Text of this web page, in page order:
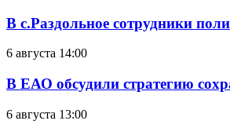
В с.Раздольное сотрудники
6 августа 14:00
В ЕАО обсудили стратегию
6 августа 13:00